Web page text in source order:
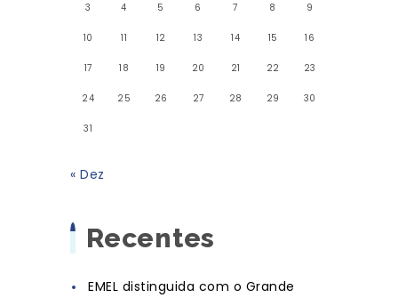
3 4 5 6 7 8 9
10 11 12 13 14 15 16
17 18 19 20 21 22 23
24 25 26 27 28 29 30
31
« Dez
Recentes
EMEL distinguida com o Grande